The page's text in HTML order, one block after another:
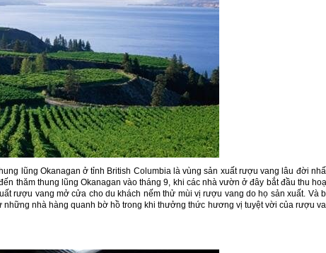
lũng Okanagan ở tỉnh British Columbia là vùng sản xuất rượu vang lâu đời
thăm thung lũng Okanagan vào tháng 9, khi các nhà vườn ở đây bắt đầu thu
rượu vang mở cửa cho du khách nếm thử mùi vị rượu vang do họ sản xuất. Và
nhà hàng quanh bờ hồ trong khi thưởng thức hương vị tuyệt vời của rượu